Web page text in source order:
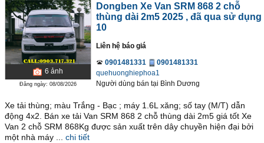
6 ảnh
Đăng ngày: 08/08/2026
Dongben Xe Van SRM 868 2 chỗ
thùng dài 2m5 2025 , đã qua sử dụng
10
Liên hệ báo giá
0901481331
0901481331
quehuonghiephoa1
Người dùng bán tại Bình Dương
Xe tải thùng; màu Trắng - Bạc ; máy 1.6L xăng; số tay (M/T) dẫn
động 4x2. Bán xe tải Van SRM 868 2 chỗ thùng dài 2m5 giá tốt Xe
Van 2 chỗ SRM 868Kg được sản xuất trên dây chuyền hiện đại bởi
một nhà máy ...
chi tiết